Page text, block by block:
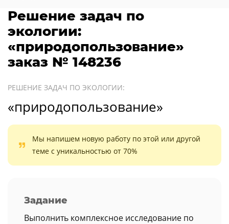
Решение задач по
экологии:
«природопользование»
заказ № 148236
РЕШЕНИЕ ЗАДАЧ ПО ЭКОЛОГИИ:
«природопользование»
Мы напишем новую работу по этой или другой
теме с уникальностью от 70%
Задание
Выполнить комплексное исследование по